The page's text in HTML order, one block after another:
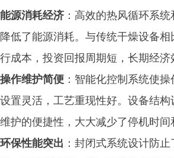
能源消耗经济：高效的热风循环系
降低了能源消耗。与传统干燥设备
行成本，投资回报周期短，长期经济
操作维护简便 ：智能化控制系统使
设置灵活，工艺重现性好。设备结构
维护的便捷性，大大减少了停机时间
环保性能突出 ：封闭式系统设计防